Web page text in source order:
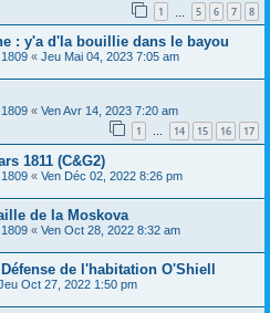
1 5 6 7 8
: y'a d'la bouillie dans le bayou
« Jeu Mai 04, 2023 7:05 am
« Ven Avr 14, 2023 7:20 am
1 … 14 15 16 17
1811 (C&G2)
« Ven Déc 02, 2022 8:26 pm
de la Moskova
« Ven Oct 28, 2022 8:32 am
de l'habitation O'Shiell
Oct 27, 2022 1:50 pm